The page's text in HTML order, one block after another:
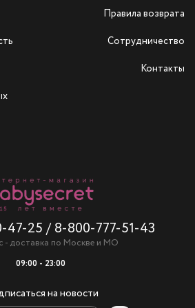
47-25 / 8-800-777-51-43
- доставка по Москве и МО
09:00 - 23:00
на новости
Правила возврата
Сотрудничество
Контакты